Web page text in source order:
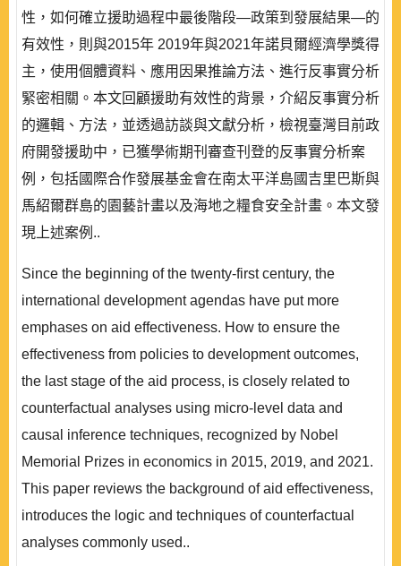
性，如何確立援助過程中最後階段—政策到發展結果—的
有效性，則與2015年 2019年與2021年諾貝爾經濟學獎得
主，使用個體資料、應用因果推論方法、進行反事實分析
緊密相關。本文回顧援助有效性的背景，介紹反事實分析
的邏輯、方法，並透過訪談與文獻分析，檢視臺灣目前政
府開發援助中，已獲學術期刊審查刊登的反事實分析案
例，包括國際合作發展基金會在南太平洋島國吉里巴斯與
馬紹爾群島的園藝計畫以及海地之糧食安全計畫。本文發
現上述案例..
Since the beginning of the twenty-first century, the
international development agendas have put more
emphases on aid effectiveness. How to ensure the
effectiveness from policies to development outcomes,
the last stage of the aid process, is closely related to
counterfactual analyses using micro-level data and
causal inference techniques, recognized by Nobel
Memorial Prizes in economics in 2015, 2019, and 2021.
This paper reviews the background of aid effectiveness,
introduces the logic and techniques of counterfactual
analyses commonly used..